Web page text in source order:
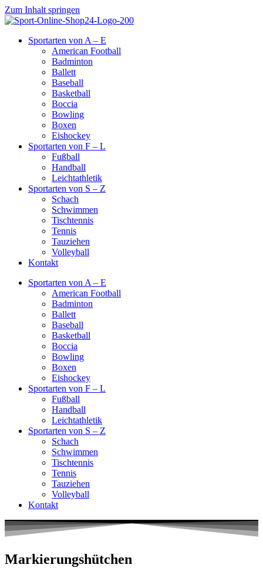
Zum Inhalt springen
Sportarten von A – E
American Football
Badminton
Ballett
Baseball
Basketball
Boccia
Bowling
Boxen
Eishockey
Sportarten von F – L
Fußball
Handball
Leichtathletik
Sportarten von S – Z
Schach
Schwimmen
Tischtennis
Tennis
Tauziehen
Volleyball
Kontakt
Sportarten von A – E
American Football
Badminton
Ballett
Baseball
Basketball
Boccia
Bowling
Boxen
Eishockey
Sportarten von F – L
Fußball
Handball
Leichtathletik
Sportarten von S – Z
Schach
Schwimmen
Tischtennis
Tennis
Tauziehen
Volleyball
Kontakt
Markierungshütchen